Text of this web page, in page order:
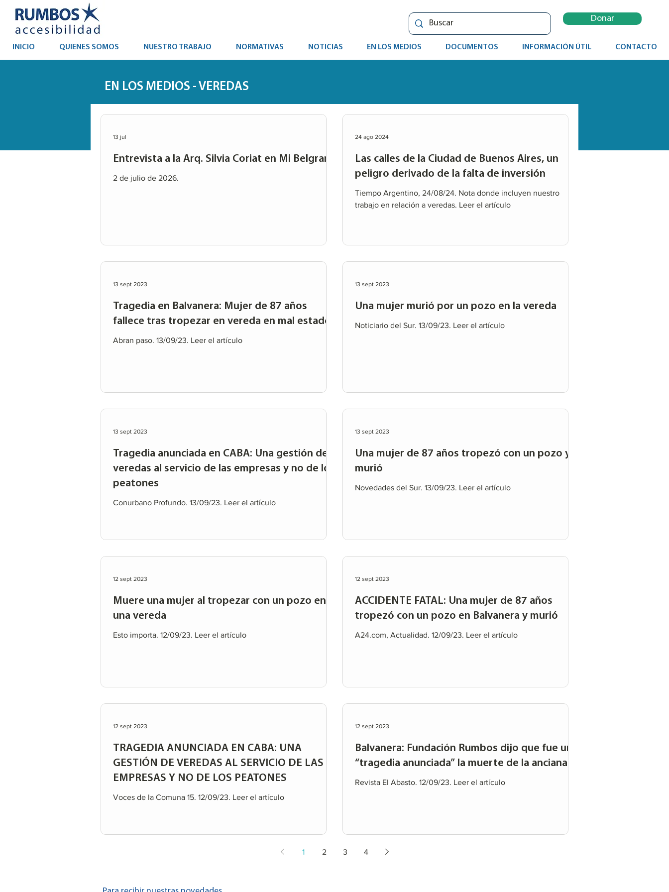
Donar
INICIO QUIENES SOMOS NUESTRO TRABAJO NORMATIVAS NOTICIAS EN LOS MEDIOS DOCUMENTOS INFORMACIÓN ÚTIL CONTACTO
EN LOS MEDIOS - VEREDAS
Entrevista a la Arq. Silvia Coriat en Mi Belgrano
2 de julio de 2026.
13 jul
Las calles de la Ciudad de Buenos Aires, un
peligro derivado de la falta de inversión
Tiempo Argentino, 24/08/24. Nota donde incluyen nuestro
trabajo en relación a veredas. Leer el artículo
24 ago 2024
Tragedia en Balvanera: Mujer de 87 años
fallece tras tropezar en vereda en mal estado
Abran paso. 13/09/23. Leer el artículo
13 sept 2023
Una mujer murió por un pozo en la vereda
Noticiario del Sur. 13/09/23. Leer el artículo
13 sept 2023
Tragedia anunciada en CABA: Una gestión de
veredas al servicio de las empresas y no de los
peatones
Conurbano Profundo. 13/09/23. Leer el artículo
13 sept 2023
Una mujer de 87 años tropezó con un pozo y
murió
Novedades del Sur. 13/09/23. Leer el artículo
13 sept 2023
Muere una mujer al tropezar con un pozo en
una vereda
Esto importa. 12/09/23. Leer el artículo
12 sept 2023
ACCIDENTE FATAL: Una mujer de 87 años
tropezó con un pozo en Balvanera y murió
A24.com, Actualidad. 12/09/23. Leer el artículo
12 sept 2023
TRAGEDIA ANUNCIADA EN CABA: UNA
GESTIÓN DE VEREDAS AL SERVICIO DE LAS
EMPRESAS Y NO DE LOS PEATONES
Voces de la Comuna 15. 12/09/23. Leer el artículo
12 sept 2023
Balvanera: Fundación Rumbos dijo que fue una
“tragedia anunciada” la muerte de la anciana...
Revista El Abasto. 12/09/23. Leer el artículo
12 sept 2023
1 2 3 4